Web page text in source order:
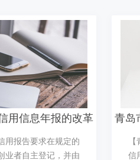
用信息年报的改革
用报告​要求在规定的
业者自主登记，并由
青岛
信